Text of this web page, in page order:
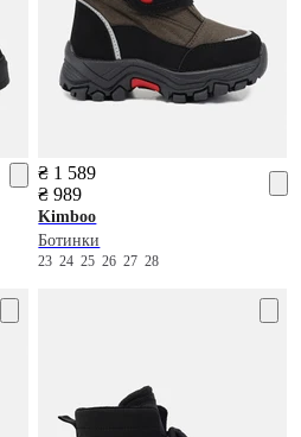
₴ 1 589
₴ 989
Kimboo
Ботинки
232425262728